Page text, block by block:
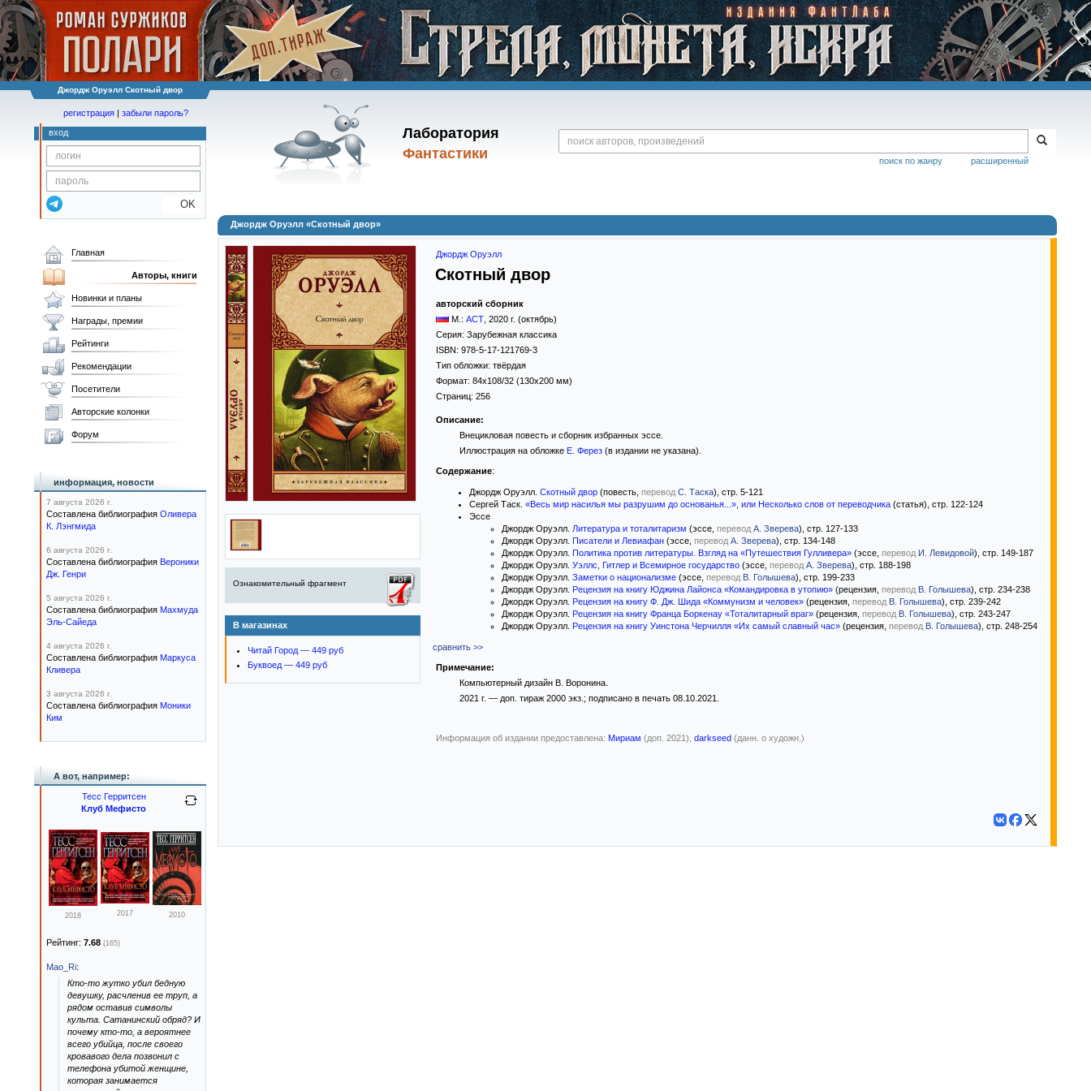
Джордж Оруэлл Скотный двор
Лаборатория
Фантастики
расширенный
поиск по жанру
регистрация | забыли пароль?
вход
OK
Джордж Оруэлл «Скотный двор»
Ознакомительный фрагмент
В магазинах
Читай Город — 449 руб
Буквоед — 449 руб
Джордж Оруэлл
Скотный двор
авторский сборник
М.: АСТ 2020 г. (октябрь)
Серия: Зарубежная классика
ISBN: 978-5-17-121769-3
Тип обложки: твёрдая
Формат: 84x108/32 (130x200 мм)
Страниц: 256
Описание:
Внецикловая повесть и сборник избранных эссе.
Иллюстрация на обложке Е. Ферез(в издании не указана).
Содержание:
Джордж Оруэлл. Скотный двор (повесть, перевод С. Таска), стр. 5-121
Сергей Таск. «Весь мир насилья мы разрушим до основанья...», или Несколько слов от переводчика (статья), стр. 122-124
Эссе
Джордж Оруэлл. Литература и тоталитаризм (эссе, перевод А. Зверева), стр. 127-133
Джордж Оруэлл. Писатели и Левиафан (эссе, перевод А. Зверева), стр. 134-148
Джордж Оруэлл. Политика против литературы. Взгляд на «Путешествия Гулливера» (эссе, перевод И. Левидовой), стр. 149-187
Джордж Оруэлл. Уэллс, Гитлер и Всемирное государство (эссе, перевод А. Зверева), стр. 188-198
Джордж Оруэлл. Заметки о национализме (эссе, перевод В. Голышева), стр. 199-233
Джордж Оруэлл. Рецензия на книгу Юджина Лайонса «Командировка в утопию» (рецензия, перевод В. Голышева), стр. 234-238
Джордж Оруэлл. Рецензия на книгу Ф. Дж. Шида «Коммунизм и человек» (рецензия, перевод В. Голышева), стр. 239-242
Джордж Оруэлл. Рецензия на книгу Франца Боркенау «Тоталитарный враг» (рецензия, перевод В. Голышева), стр. 243-247
Джордж Оруэлл. Рецензия на книгу Уинстона Черчилля «Их самый славный час» (рецензия, перевод В. Голышева), стр. 248-254
сравнить >>
Примечание:
Компьютерный дизайн В. Воронина.
2021 г. — доп. тираж 2000 экз.; подписано в печать 08.10.2021.
Информация об издании предоставлена: Мириам (доп. 2021), darkseed (данн. о художн.)
Главная
Авторы, книги
Новинки и планы
Награды, премии
Рейтинги
Рекомендации
Посетители
Авторские колонки
Форум
информация, новости
7 августа 2026 г.
Составлена библиография Оливера
К. Лэнгмида
6 августа 2026 г.
Составлена библиография Вероники
Дж. Генри
5 августа 2026 г.
Составлена библиография Махмуда
Эль-Сайеда
4 августа 2026 г.
Составлена библиография Маркуса
Кливера
3 августа 2026 г.
Составлена библиография Моники
Ким
А вот, например:
Тесс Герритсен
Клуб Мефисто
2018 2017 2010
Рейтинг: 7.68 (165)
Mao_Ri:
Кто-то жутко убил бедную
девушку, расчленив ее труп, а
рядом оставив символы
культа. Сатанинский обряд? И
почему кто-то, а вероятнее
всего убийца, после своего
кровавого дела позвонил с
телефона убитой женщине,
которая занимается